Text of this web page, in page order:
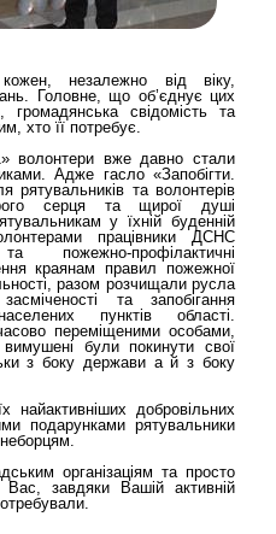
незалежно від віку,
Головне, що об’єднує цих
свідомість та
хто її потребує.
волонтери вже давно стали
Адже гасло «Запобігти.
рятувальників та волонтерів
серця та щирої душі
у їхній буденній
працівники ДСНС
пожежно-профілактичні
краянам правил пожежної
разом розчищали русла
та запобігання
пунктів області.
переміщеними особами,
були покинути свої
з боку держави а й з боку
найактивніших добровільних
подарунками рятувальники
організаціям та просто
завдяки Вашій активній